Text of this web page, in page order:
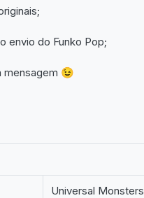
envio do Funko Pop;
mensagem 😉
Universal Monsters